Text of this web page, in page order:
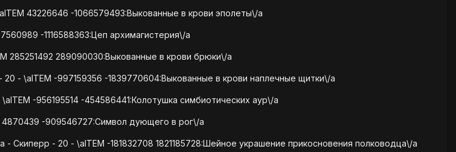
43226646 -1066579493:Выкованные в крови эполеты\/a
-1116588363:Цеп архимагистерия\/a
285251492 289090030:Выкованные в крови брюки\/a
- \aITEM -997159356 -1839770604:Выкованные в крови наплечные щитки\/a
-956195514 -454586441:Колотушка симбиотических аур\/a
-909546727:Символ дующего в рог\/a
Скиперр - 20 - \aITEM -181832708 1821185728:Шейное украшение прикосновения полководца\/a